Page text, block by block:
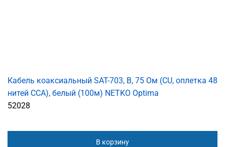
Кабель коаксиальный SAT-703, B, 75 Ом (CU, оплетка 48
нитей CCA), белый (100м) NETKO Optima
52028
В корзину